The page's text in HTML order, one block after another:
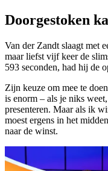
Doorgestoken
Van der Zandt slaagt met
maar liefst vijf keer de
593 seconden, had hij de
Zijn keuze om mee te
is enorm – als je niks
presenteren. Maar als ik
moest ergens in het
naar de winst.